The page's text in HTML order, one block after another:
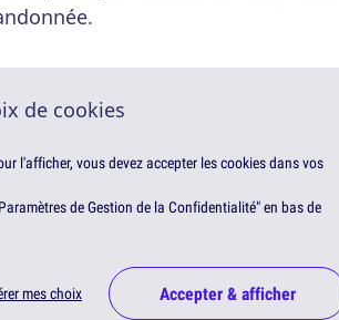
de cookies
l'afficher, vous devez accepter les cookies dans vos
de Gestion de la Confidentialité" en bas de
mes choix Accepter & afficher